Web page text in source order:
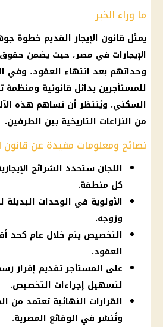
ما وراء الخبر
يمثل قانون الإيجار القديم خطوة
الإيجارات في مصر، حيث يضمن
وحداتهم بعد انتهاء العقود، وفي
للمستأجرين بدائل قانونية
السكني. ويُنتظر أن تساهم هذه
من النزاعات التاريخية بين الطرفين.
نصائح ومعلومات مفيدة عن قانون
اللجان ستحدد الشرائح
كل منطقة.
الأولوية في الوحدات البديلة
وزوجه.
التخصيص يتم خلال عام كحد
العقود.
على المستأجر تقديم إقرار
لتسهيل إجراءات التخصيص.
القرارات النهائية تعتمد من
وتُنشر في الوقائع المصرية.